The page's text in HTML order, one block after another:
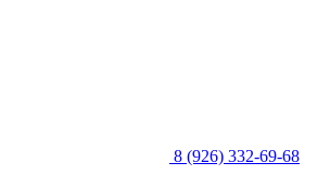
8 (926) 332-69-68